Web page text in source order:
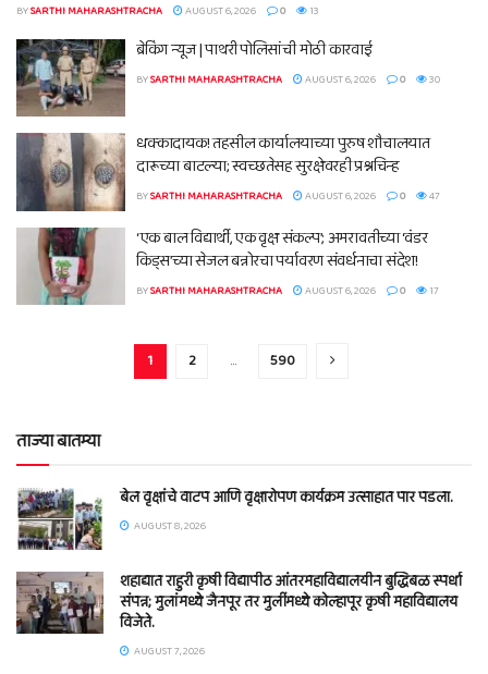
BYSARTHI MAHARASHTRACHA AUGUST 6, 2026 0 13
ब्रेकिंग न्यूज | पाथरी पोलिसांची मोठी कारवाई
BYSARTHI MAHARASHTRACHA AUGUST 6, 2026 0 30
धक्कादायक! तहसील कार्यालयाच्या पुरुष शौचालयात
दारूच्या बाटल्या; स्वच्छतेसह सुरक्षेवरही प्रश्नचिन्ह
BYSARTHI MAHARASHTRACHA AUGUST 6, 2026 0 47
‘एक बाल विद्यार्थी, एक वृक्ष संकल्प’; अमरावतीच्या ‘वंडर
किड्स’च्या सेजल बन्नोरचा पर्यावरण संवर्धनाचा संदेश!
BYSARTHI MAHARASHTRACHA AUGUST 6, 2026 0 17
1 2 … 590
ताज्या बातम्या
बेल वृक्षांचे वाटप आणि वृक्षारोपण कार्यक्रम उत्साहात पार पडला.
AUGUST 8, 2026
शहाद्यात राहुरी कृषी विद्यापीठ आंतरमहाविद्यालयीन बुद्धिबळ स्पर्धा
संपन्न; मुलांमध्ये जैनपूर तर मुलींमध्ये कोल्हापूर कृषी महाविद्यालय
विजेते.
AUGUST 7, 2026